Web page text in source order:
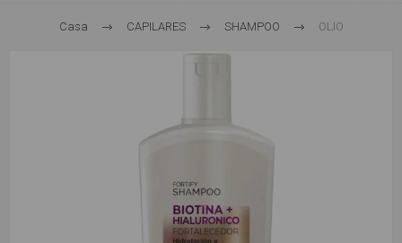
Casa CAPILARES SHAMPOO OLIO